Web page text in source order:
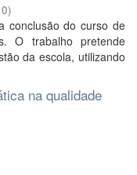
)
conclusão do curso de
O trabalho pretende
da escola, utilizando
na qualidade